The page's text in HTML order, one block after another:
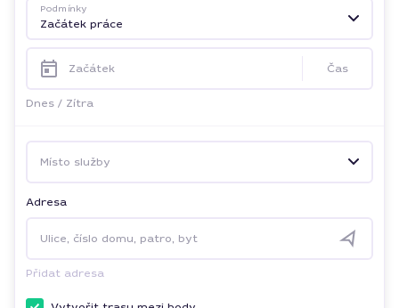
Podmínky
Začátek práce
Začátek Čas
Dnes / Zítra
Místo služby
Adresa
Ulice, číslo domu, patro, byt
Přidat adresa